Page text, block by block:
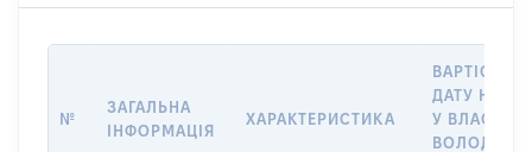
№
ЗАГАЛЬНА
ІНФОРМАЦІЯ
ХАРАКТЕРИСТИКА
ВАРТІСТЬ
ДАТУ
У